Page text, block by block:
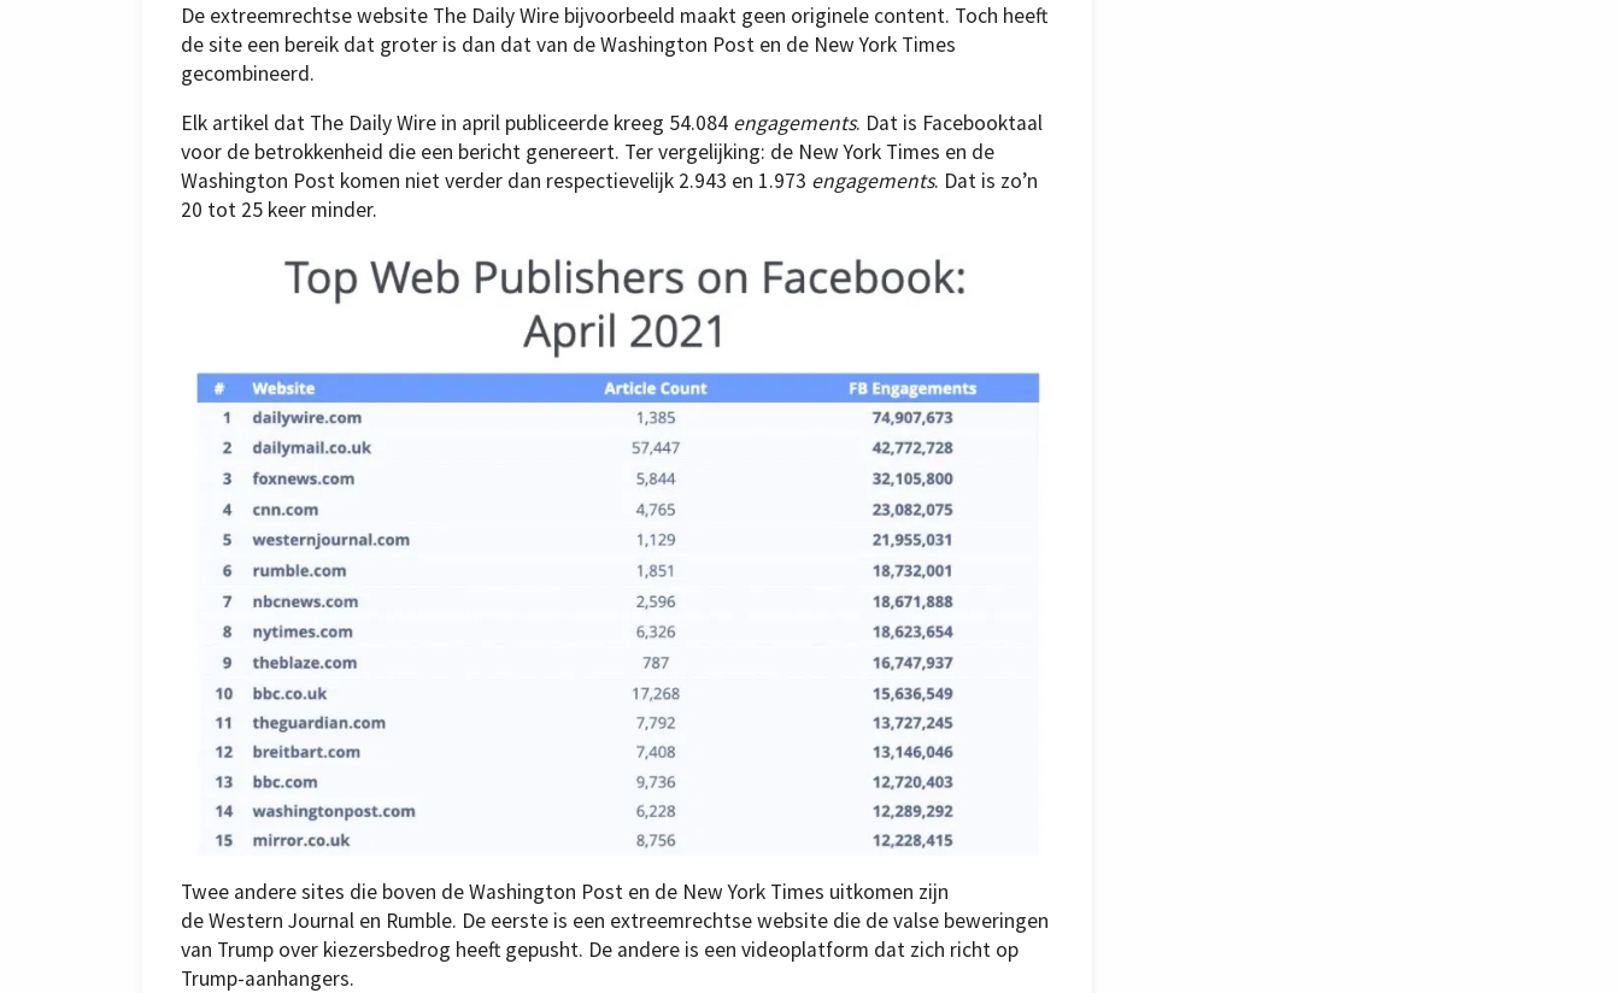
De extreemrechtse website The Daily Wire bijvoorbeeld maakt geen originele content. Toch heeft
de site een bereik dat groter is dan dat van de Washington Post en de New York Times
gecombineerd.
Elk artikel dat The Daily Wire in april publiceerde kreeg 54.084 engagements. Dat is Facebooktaal
voor de betrokkenheid die een bericht genereert. Ter vergelijking: de New York Times en de
Washington Post komen niet verder dan respectievelijk 2.943 en 1.973 engagements. Dat is zo’n
20 tot 25 keer minder.
Twee andere sites die boven de Washington Post en de New York Times uitkomen zijn
de Western Journal en Rumble. De eerste is een extreemrechtse website die de valse beweringen
van Trump over kiezersbedrog heeft gepusht. De andere is een videoplatform dat zich richt op
Trump-aanhangers.